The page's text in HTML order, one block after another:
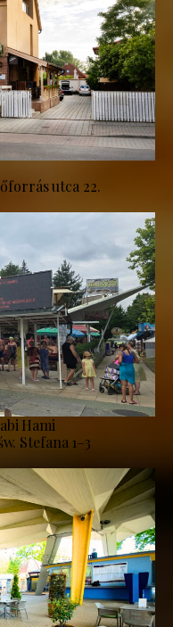
utca 22.
Hami
Stefana 1–3